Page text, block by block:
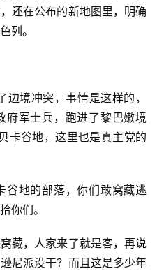
还在公布的新地图里，明确
列。
境冲突，事情是这样的，
府军士兵，跑进了黎巴嫩境
卡谷地，这里也是真主党的
谷地的部落，你们敢窝藏逃
你们。
藏，人家来了就是客，再说
尼派没干？而且这是多少年